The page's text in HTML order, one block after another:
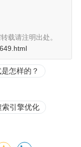
载请注明出处。
怎样的？
引擎优化